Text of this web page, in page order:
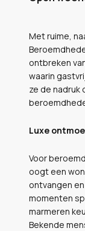
Met ruime,
ontbreken
waarin
ze de nadruk
Luxe
Voor
oogt een
ontvangen
momenten
marmeren
Bekende